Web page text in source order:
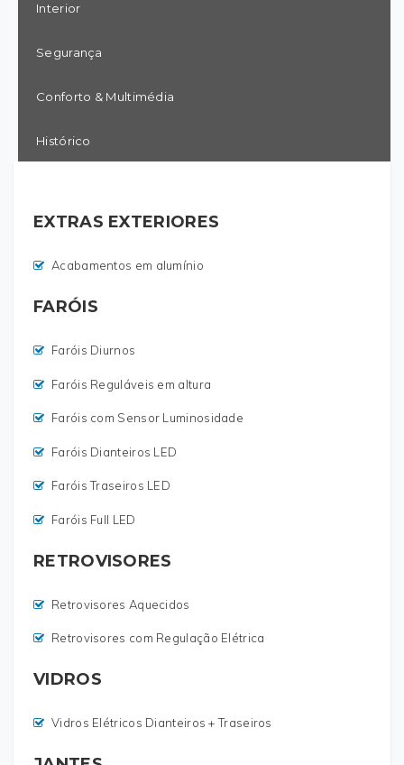
Interior
Segurança
Conforto & Multimédia
Histórico
EXTRAS EXTERIORES
Acabamentos em alumínio
FARÓIS
Faróis Diurnos
Faróis Reguláveis em altura
Faróis com Sensor Luminosidade
Faróis Dianteiros LED
Faróis Traseiros LED
Faróis Full LED
RETROVISORES
Retrovisores Aquecidos
Retrovisores com Regulação Elétrica
VIDROS
Vidros Elétricos Dianteiros + Traseiros